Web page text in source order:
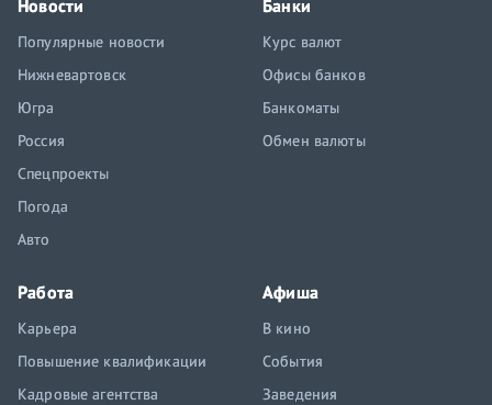
Новости
Популярные новости
Нижневартовск
Югра
Россия
Спецпроекты
Погода
Авто
Банки
Курс валют
Офисы банков
Банкоматы
Обмен валюты
Работа
Карьера
Повышение квалификации
Кадровые агентства
Афиша
В кино
События
Заведения